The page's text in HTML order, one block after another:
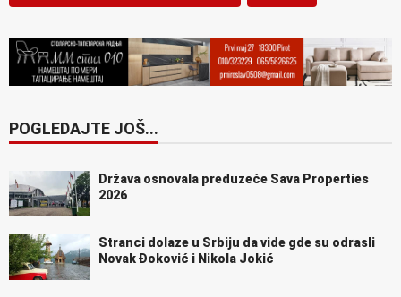
POGLEDAJTE JOŠ...
Država osnovala preduzeće Sava Properties
2026
Stranci dolaze u Srbiju da vide gde su odrasli
Novak Đoković i Nikola Jokić